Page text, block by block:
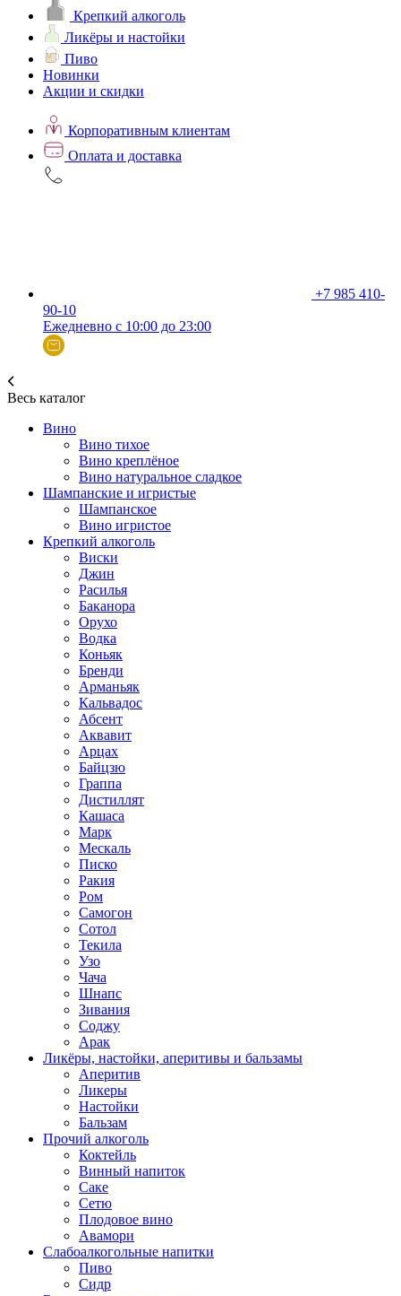
Крепкий алкоголь
Ликёры и настойки
Пиво
Новинки
Акции и скидки
Корпоративным клиентам
Оплата и доставка
+7 985 410-
90-10
Ежедневно с 10:00 до 23:00
Весь каталог
Вино
Вино тихое
Вино креплёное
Вино натуральное сладкое
Шампанские и игристые
Шампанское
Вино игристое
Крепкий алкоголь
Виски
Джин
Расилья
Баканора
Орухо
Водка
Коньяк
Бренди
Арманьяк
Кальвадос
Абсент
Аквавит
Арцах
Байцзю
Граппа
Дистиллят
Кашаса
Марк
Мескаль
Писко
Ракия
Ром
Самогон
Сотол
Текила
Узо
Чача
Шнапс
Зивания
Соджу
Арак
Ликёры, настойки, аперитивы и бальзамы
Аперитив
Ликеры
Настойки
Бальзам
Прочий алкоголь
Коктейль
Винный напиток
Саке
Сетю
Плодовое вино
Авамори
Слабоалкогольные напитки
Пиво
Сидр